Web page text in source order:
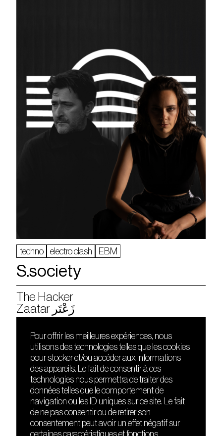
techno electro clash EBM
S.society
The Hacker
Zaatar زَعْتَر
DÉCOUVRIR
Le lieu
Contact
Presse
Cours de DJing
TMLAB
FRIENDS
Nuits sonores
HEAT
Hôtel71
La Gaîté Lyrique
Pour offrir les meilleures expériences, nous
utilisons des technologies telles que les cookies
pour stocker et/ou accéder aux informations
des appareils. Le fait de consentir à ces
technologies nous permettra de traiter des
données telles que le comportement de
navigation ou les ID uniques sur ce site. Le fait
de ne pas consentir ou de retirer son
consentement peut avoir un effet négatif sur